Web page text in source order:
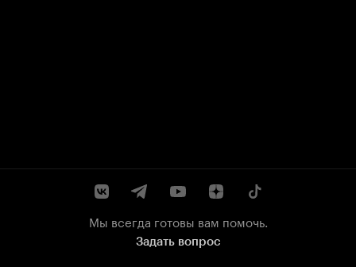
Мы всегда готовы вам помочь.
Задать вопрос